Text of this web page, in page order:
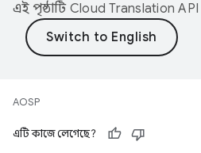
এই পৃষ্ঠাটি Cloud Translation API
AOSP
এটি কাজে লেগেছে?